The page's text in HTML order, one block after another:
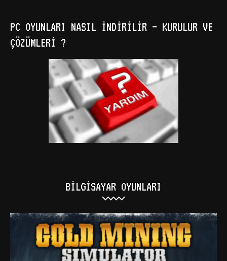
PC OYUNLARI NASIL İNDIRILIR – KURULUR VE
ÇÖZÜMLERI ?
BILGISAYAR OYUNLARI